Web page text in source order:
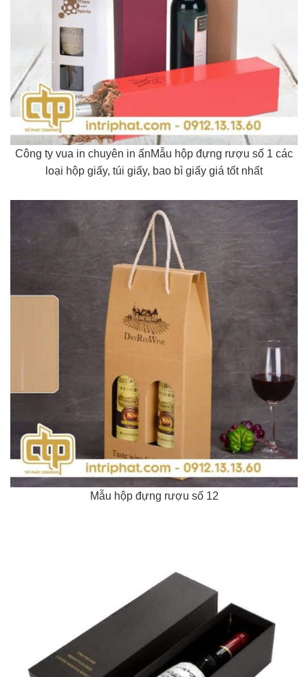
Công ty vua in chuyên in ấnMẫu hộp đựng rượu số 1 các
loại hộp giấy, túi giấy, bao bì giấy giá tốt nhất
Mẫu hộp đựng rượu số 12